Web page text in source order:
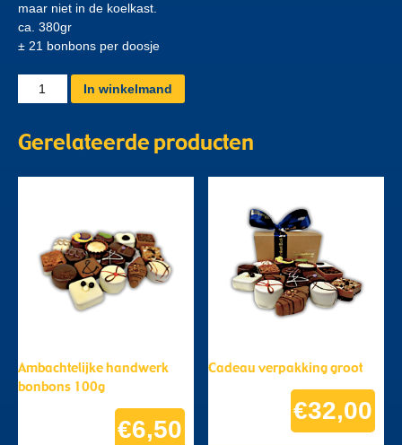
maar niet in de koelkast.
ca. 380gr
± 21 bonbons per doosje
Cadeau
verpakking
aantal
In winkelmand
Gerelateerde producten
Ambachtelijke handwerk
bonbons 100g
€6,50
Cadeau verpakking groot
€32,00